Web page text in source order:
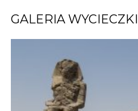
GALERIA WYCIECZKI